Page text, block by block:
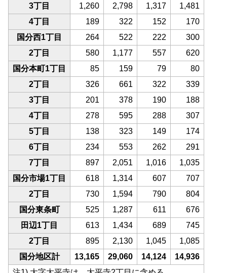
3丁目
1,260 2,798 1,317
1,481
4丁目
189 322 152
170
国分西1丁目
264 522 222
300
2丁目
580 1,177 557
620
国分本町1丁目
85 159 79
80
2丁目
326 661 322
339
3丁目
201 378 190
188
4丁目
278 595 288
307
5丁目
138 323 149
174
6丁目
234 553 262
291
7丁目
897 2,051 1,016
1,035
国分市場1丁目
618 1,314 607
707
2丁目
730 1,594 790
804
国分東条町
525 1,287 611
676
田辺1丁目
613 1,434 689
745
2丁目
895 2,130 1,045
1,085
国分地区計
13,165 29,060 14,124
14,936